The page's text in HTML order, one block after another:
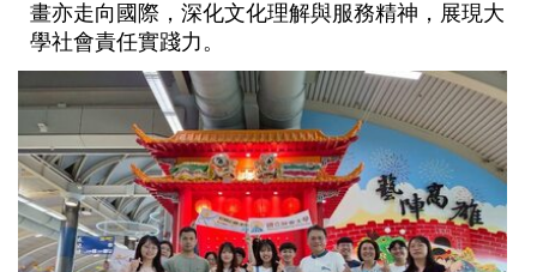
畫亦走向國際，深化文化理解與服務精神，展現大
學社會責任實踐力。